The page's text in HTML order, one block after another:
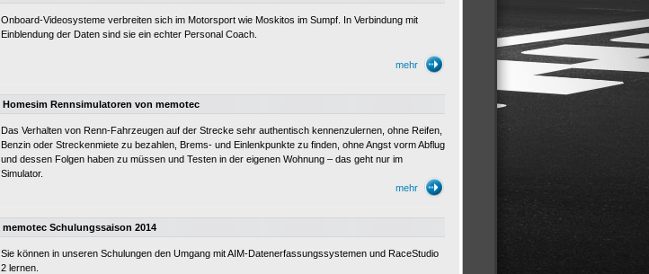
Onboard-Videosysteme verbreiten sich im Motorsport wie Moskitos im Sumpf. In Verbindung mit
Einblendung der Daten sind sie ein echter Personal Coach.
mehr
Homesim Rennsimulatoren von memotec
Das Verhalten von Renn-Fahrzeugen auf der Strecke sehr authentisch kennenzulernen, ohne Reifen,
Benzin oder Streckenmiete zu bezahlen, Brems- und Einlenkpunkte zu finden, ohne Angst vorm Abflug
und dessen Folgen haben zu müssen und Testen in der eigenen Wohnung – das geht nur im
Simulator.
mehr
memotec Schulungssaison 2014
Sie können in unseren Schulungen den Umgang mit AIM-Datenerfassungssystemen und RaceStudio
2 lernen.